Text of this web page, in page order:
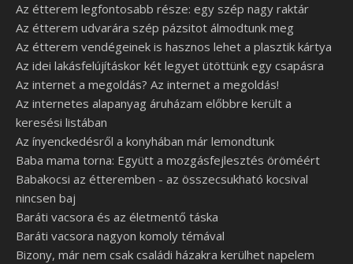
Az étterem legfontosabb része: egy szép nagy raktár
Az étterem udvarára szép pázsitot álmodtunk meg
Az étterem vendégeinek is hasznos lehet a plasztik kártya
Az idei lakásfelújításkor két legyet ütöttünk egy csapásra
Az internet a megoldás? Az internet a megoldás!
Az internetes alapanyag áruházam előbbre került a
keresési listában
Az ínyenckedésről a konyhában már lemondtunk
Baba mama torna: Együtt a mozgásfejlesztés öröméért
Babakocsi az étteremben - az összecsukható kocsival
nincsen baj
Baráti vacsora és az életmentő táska
Baráti vacsora nagyon komoly témával
Bizony, már nem csak családi házakra kerülhet napelem